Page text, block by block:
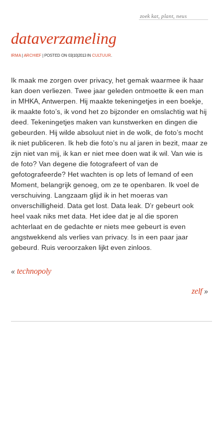
dataverzameling
IRMA|ARCHIEF POSTED ON 03|10|2013 INCULTUUR.
Ik maak me zorgen over privacy, het gemak waarmee ik haar
kan doen verliezen. Twee jaar geleden ontmoette ik een man
in MHKA, Antwerpen. Hij maakte tekeningetjes in een boekje,
ik maakte foto’s, ik vond het zo bijzonder en omslachtig wat hij
deed. Tekeningetjes maken van kunstwerken en dingen die
gebeurden. Hij wilde absoluut niet in de wolk, de foto’s mocht
ik niet publiceren. Ik heb die foto’s nu al jaren in bezit, maar ze
zijn niet van mij, ik kan er niet mee doen wat ik wil. Van wie is
de foto? Van degene die fotografeert of van de
gefotografeerde? Het wachten is op Iets of Iemand of een
Moment, belangrijk genoeg, om ze te openbaren. Ik voel de
verschuiving. Langzaam glijd ik in het moeras van
onverschilligheid. Data get lost. Data leak. D’r gebeurt ook
heel vaak niks met data. Het idee dat je al die sporen
achterlaat en de gedachte er niets mee gebeurt is even
angstwekkend als verlies van privacy. Is in een paar jaar
gebeurd. Ruis veroorzaken lijkt even zinloos.
«technopoly
zelf»